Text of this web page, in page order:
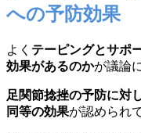
への予防効果
よく テーピングとサポ
効果があるのかが議論
足関節捻挫の予防に対
同等の効果が認められ